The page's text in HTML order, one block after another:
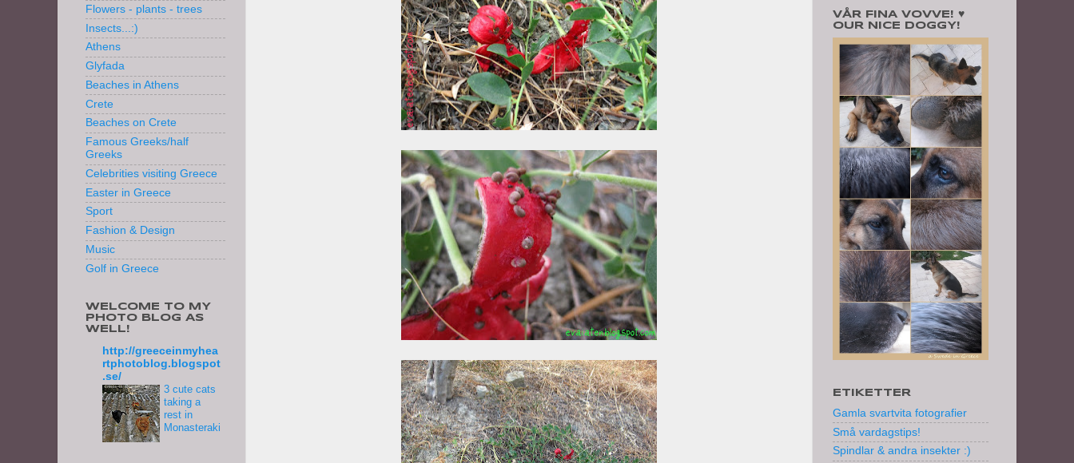
Flowers - plants - trees
Insects...:)
Athens
Glyfada
Beaches in Athens
Crete
Beaches on Crete
Famous Greeks/half
Greeks
Celebrities visiting Greece
Easter in Greece
Sport
Fashion & Design
Music
Golf in Greece
WELCOME TO MY
PHOTO BLOG AS
WELL!
http://greeceinmyhea
rtphotoblog.blogspot
.se/
3 cute cats
taking a
rest in
Monasteraki
VÅR FINA VOVVE! ♥
OUR NICE DOGGY!
ETIKETTER
Gamla svartvita fotografier
Små vardagstips!
Spindlar & andra insekter :)